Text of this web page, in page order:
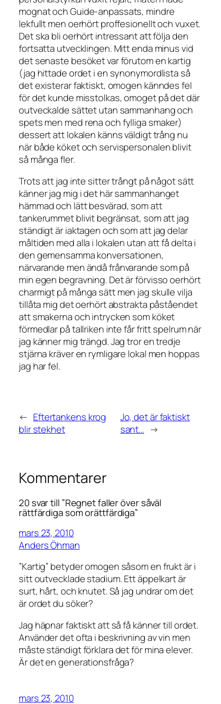
mognat och Guide-anpassats, mindre
lekfullt men oerhört proffesionellt och vuxet.
Det ska bli oerhört intressant att följa den
fortsatta utvecklingen. Mitt enda minus vid
det senaste besöket var förutom en kartig
(jag hittade ordet i en synonymordlista så
det existerar faktiskt, omogen känndes fel
för det kunde misstolkas, omoget på det där
outveckalde sättet utan sammanhang och
spets men med rena och fylliga smaker)
dessert att lokalen känns väldigt trång nu
när både köket och servispersonalen blivit
så många fler.
Trots att jag inte sitter trångt på något sätt
känner jag mig i det här sammanhanget
hämmad och lätt besvärad, som att
tankerummet blivit begränsat, som att jag
ständigt är iaktagen och som att jag delar
måltiden med alla i lokalen utan att få delta i
den gemensamma konversationen,
närvarande men ändå frånvarande som på
min egen begravning. Det är förvisso oerhört
charmigt på många sätt men jag skulle vilja
tillåta mig det oerhört abstrakta påståendet
att smakerna och intrycken som köket
förmedlar på tallriken inte får fritt spelrum när
jag känner mig trängd. Jag tror en tredje
stjärna kräver en rymligare lokal men hoppas
jag har fel.
← Eftertankens krog
blir stekhet
Jo, det är faktiskt
sant… →
Kommentarer
20 svar till ”Regnet faller över såväl
rättfärdiga som orättfärdiga”
mars 23, 2010
Anders Öhman
”Kartig” betyder omogen såsom en frukt är i
sitt outvecklade stadium. Ett äppelkart är
surt, hårt, och knutet. Så jag undrar om det
är ordet du söker?
Jag häpnar faktiskt att så få känner till ordet.
Använder det ofta i beskrivning av vin men
måste ständigt förklara det för mina elever.
Är det en generationsfråga?
mars 23, 2010